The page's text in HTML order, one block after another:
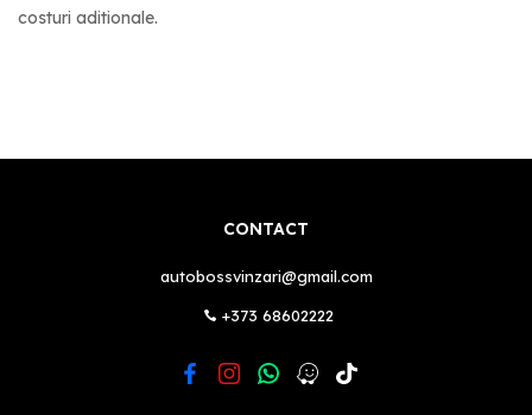
costuri aditionale.
CONTACT
autobossvinzari@gmail.com
+373 68602222